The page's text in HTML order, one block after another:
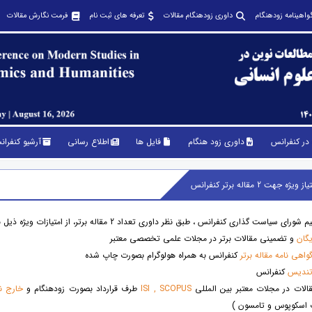
زودهنگام داوری زودهنگام مقالات تعرفه های ثبت نام فرمت نگارش مقالات
کنفرانس داوری زود هنگام فایل ها اطلاع رسانی آرشیو
2 مقاله برتر کنفرانس
گذاری کنفرانس ، طبق نظر داوری تعداد 2 مقاله برتر، از امتیازات ویژه ذیل برخوردار خواهند شد :
و تضمینی مقالات برتر در مجلات علمی تخصصی معتبر
گواهی نامه مقاله برتر کنفرانس به همراه هولوگرام بصورت چاپ شده
تندیسکنفرانس
در مجلات معتبر بین المللیISI , SCOPUSطرف قرارداد بصورت زودهنگام وخارج
اسکوپوس و تامسون )